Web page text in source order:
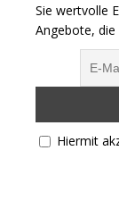
Sie wertvolle
Angebote,
Hiermit